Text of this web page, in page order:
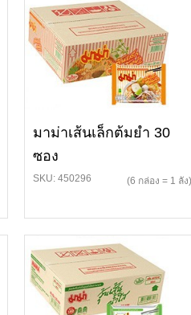
มาม่าเส้นเล็กต้มยำ 30
ซอง
SKU: 450296 (6 กล่อง = 1 ลัง)